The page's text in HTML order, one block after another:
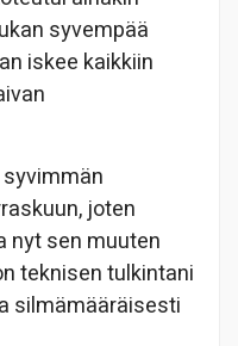
syvempää
iskee kaikkiin
joten
nyt sen muuten
teknisen tulkintani
silmämääräisesti